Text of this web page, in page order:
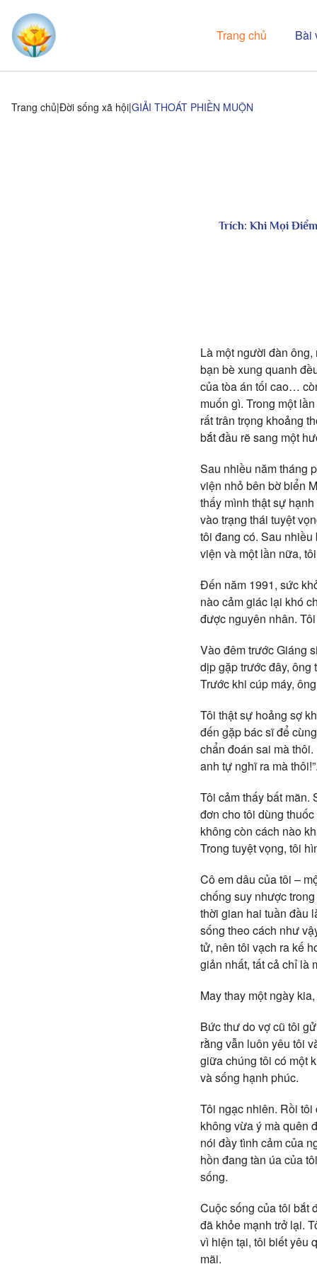
Trang chủ Bài
Trang chủ Đời sống xã hội GIẢI THOÁT PHIỀN MUỘN
Trích: Khi Mọi
Là một người đàn
bạn bè xung quanh
của tòa án tối cao…
muốn gì. Trong một
rất trân trọng khoảng
bắt đầu rẽ sang một
Sau nhiều năm tháng
viện nhỏ bên bờ biển
thấy mình thật sự
vào trạng thái tuyệt
tôi đang có. Sau nhiều
viện và một lần nữa,
Đến năm 1991, sức
nào cảm giác lại khó
được nguyên nhân.
Vào đêm trước Giáng
dịp gặp trước đây, ông
Trước khi cúp máy,
Tôi thật sự hoảng sợ
đến gặp bác sĩ để
chẩn đoán sai mà
anh tự nghĩ ra mà
Tôi cảm thấy bất mãn.
đơn cho tôi dùng
không còn cách nào
Trong tuyệt vọng, tôi
Cô em dâu của tôi –
chống suy nhược
thời gian hai tuần đầu
sống theo cách như
tử, nên tôi vạch ra kế
giản nhất, tất cả chỉ là
May thay một ngày
Bức thư do vợ cũ tôi
rằng vẫn luôn yêu tôi
giữa chúng tôi có một
và sống hạnh phúc.
Tôi ngạc nhiên. Rồi
không vừa ý mà quên
nói đầy tình cảm của
hồn đang tàn úa của
sống.
Cuộc sống của tôi bắt
đã khỏe mạnh trở lại.
vì hiện tại, tôi biết yêu
mãi.